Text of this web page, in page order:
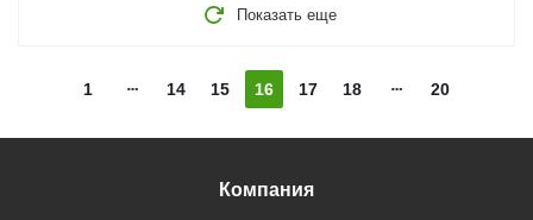
Показать еще
1 14 15 16 17 18 20
Компания